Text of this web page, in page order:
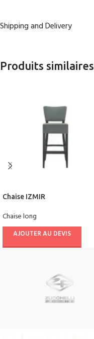
Shipping and Delivery
Produits similaires
Chaise IZMIR
Chaise long
AJOUTER AU DEVIS